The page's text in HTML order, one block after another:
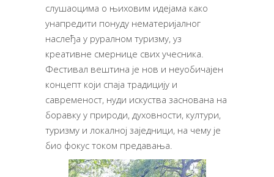
слушаоцима о њиховим идејама како
унапредити понуду нематеријалног
наслеђа у руралном туризму, уз
креативне смернице свих учесника.
Фестивал вештина је нов и неуобичајен
концепт који спаја традицију и
савременост, нуди искуства заснована на
боравку у природи, духовности, култури,
туризму и локалној заједници, на чему је
био фокус током предавања.